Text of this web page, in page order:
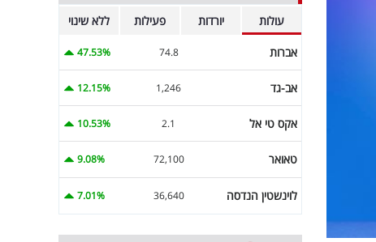
עולות יורדות פעילות ללא שינוי
אברות 74.8
47.53%
אב-גד 1,246
12.15%
אקס טי אל 2.1
10.53%
טאואר 72,100
9.08%
לוינשטין הנדסה 36,640
7.01%